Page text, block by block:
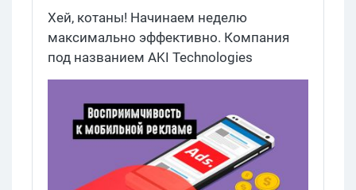
чаще кликают на мобильную
рекламу
Хей, котаны! Начинаем неделю
максимально эффективно. Компания
под названием AKI Technologies
проанализировала американский
ситуациях люди чаще всего кликают на
мобильные объявления.